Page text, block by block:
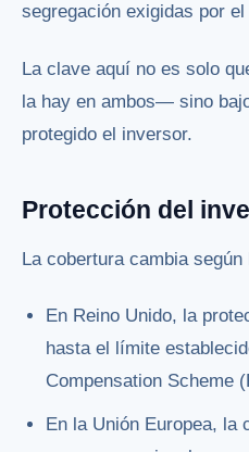
segregación exigidas por
La clave aquí no es solo
la hay en ambos— sino
protegido el inversor.
Protección del
La cobertura cambia según
En Reino Unido, la
hasta el límite
Compensation Scheme
En la Unión Europea, la